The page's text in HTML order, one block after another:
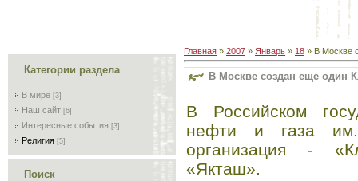
Категории раздела
В мире [3]
Наш сайт [6]
Интересные события [3]
Религия [5]
Поиск
Главная » 2007 » Январь » 18 » В Москве
В Москве создан еще один
В Российском
нефти и газа им.
организация -
«Якташ».